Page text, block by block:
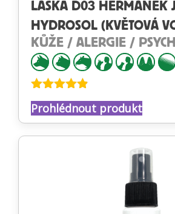
LÁSKA D03 HEŘMÁNEK
HYDROSOL (KVĚTOVÁ
KŮŽE / ALERGIE /
Hodnocení
4.79z 5
Prohlédnout produkt